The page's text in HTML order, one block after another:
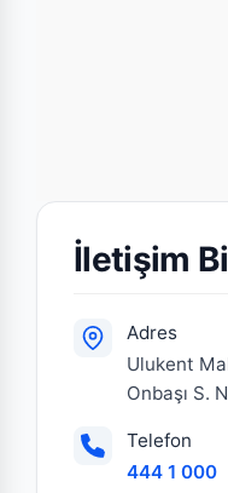
İletişim
Adres
Ulukent
Onbaşı S.
Telefon
444 1 000